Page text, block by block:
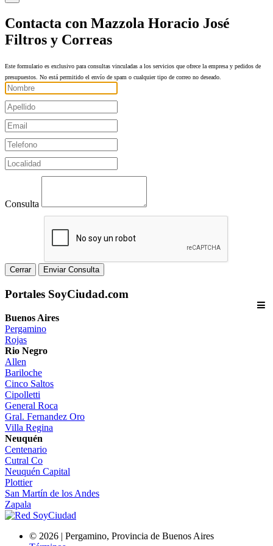
Contacta con Mazzola Horacio José
Filtros y Correas
Este formulario es exclusivo para consultas vinculadas a los servicios que ofrece la empresa y pedidos de
presupuestos. No está permitido el envío de spam o cualquier tipo de correo no deseado.
Consulta
Cerrar Enviar Consulta
Portales SoyCiudad.com
Buenos Aires
Pergamino
Rojas
Rio Negro
Allen
Bariloche
Cinco Saltos
Cipolletti
General Roca
Gral. Fernandez Oro
Villa Regina
Neuquén
Centenario
Cutral Co
Neuquén Capital
Plottier
San Martín de los Andes
Zapala
© 2026 | Pergamino, Provincia de Buenos Aires